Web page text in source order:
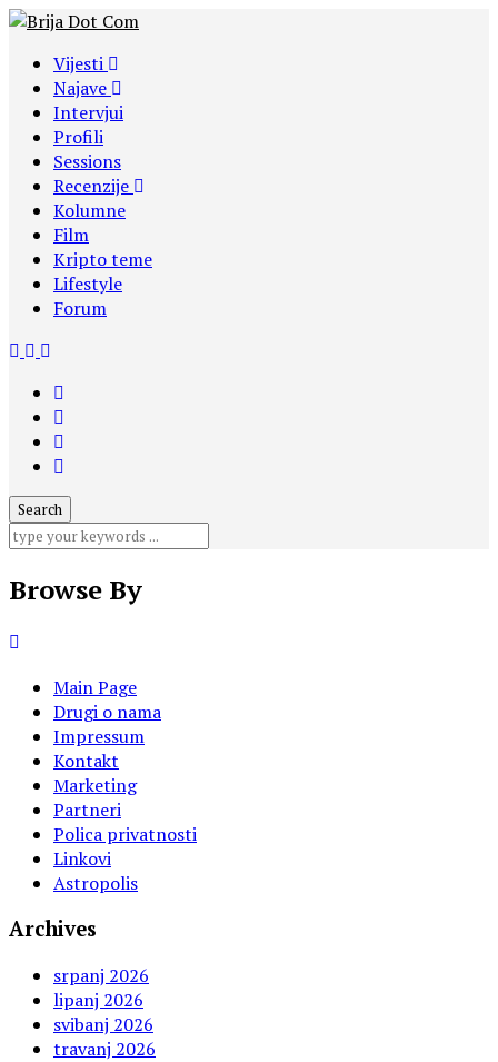
Vijesti
Najave
Intervjui
Profili
Sessions
Recenzije
Kolumne
Film
Kripto teme
Lifestyle
Forum
Browse By
Main Page
Drugi o nama
Impressum
Kontakt
Marketing
Partneri
Polica privatnosti
Linkovi
Astropolis
Archives
srpanj 2026
lipanj 2026
svibanj 2026
travanj 2026